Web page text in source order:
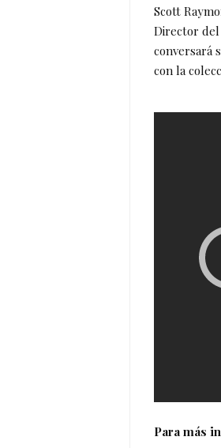
Scott
Director del
conversará
con la
Para más